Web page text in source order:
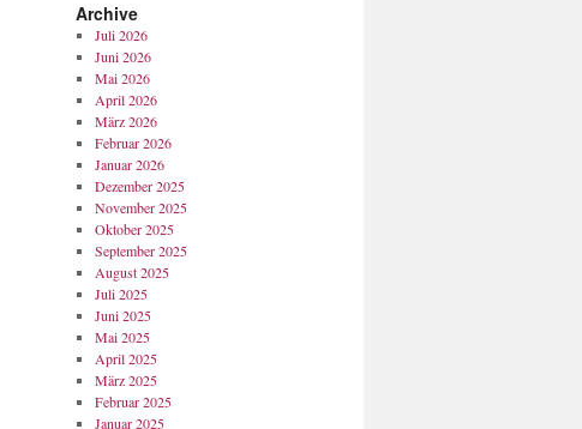
Archive
Juli 2026
Juni 2026
Mai 2026
April 2026
März 2026
Februar 2026
Januar 2026
Dezember 2025
November 2025
Oktober 2025
September 2025
August 2025
Juli 2025
Juni 2025
Mai 2025
April 2025
März 2025
Februar 2025
Januar 2025